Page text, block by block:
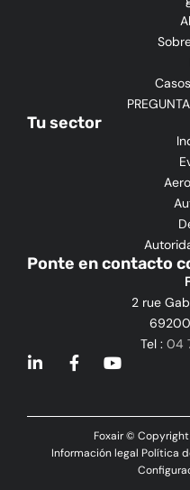
Tu sector
Ponte en contacto
2 rue
69200
Tel : 04
L
k
F
a
e
o
Y
t
u
b
e
Foxair © Copyright
Información legal Política